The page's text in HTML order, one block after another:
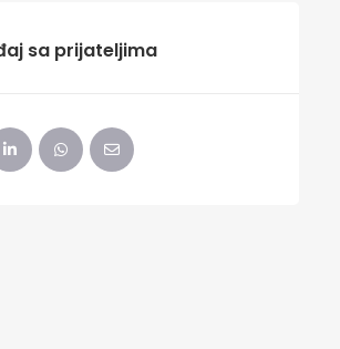
sa prijateljima